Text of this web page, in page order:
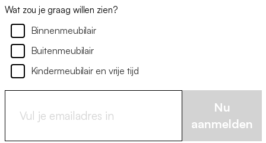
Wat zou je graag willen zien?
Binnenmeubilair
Buitenmeubilair
Kindermeubilair en vrije tijd
Nu
aanmelden